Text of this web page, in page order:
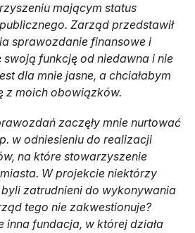
mającym status
Zarząd przedstawił
sprawozdanie finansowe i
swoją funkcję od niedawna i nie
dla mnie jasne, a chciałabym
z moich obowiązków.
zaczęły mnie nurtować
w odniesieniu do realizacji
na które stowarzyszenie
W projekcie niektórzy
zatrudnieni do wykonywania
tego nie zakwestionuje?
inna fundacja, w której działa